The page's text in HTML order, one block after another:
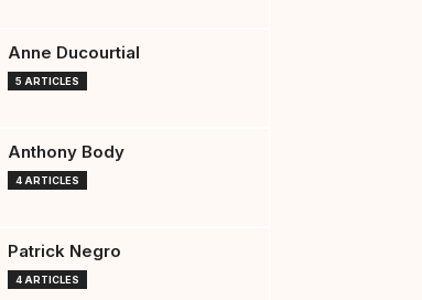
Anne Ducourtial
5 ARTICLES
Anthony Body
4 ARTICLES
Patrick Negro
4 ARTICLES